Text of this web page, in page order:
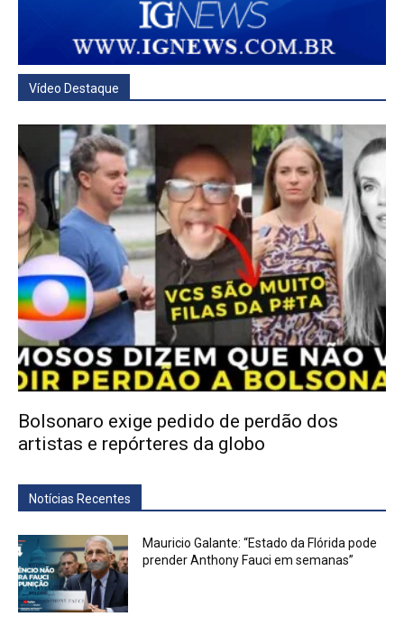
Vídeo Destaque
Bolsonaro exige pedido de perdão dos
artistas e repórteres da globo
Notícias Recentes
Mauricio Galante: “Estado da Flórida pode
prender Anthony Fauci em semanas”